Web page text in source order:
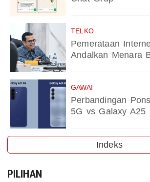
TELKO
Pemerataan
Andalkan Menara
GAWAI
Perbandingan
5G vs Galaxy A25
Indeks
PILIHAN